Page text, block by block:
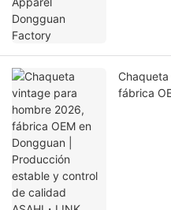
fábrica